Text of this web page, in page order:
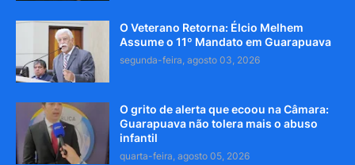
O Veterano Retorna: Élcio Melhem
Assume o 11º Mandato em Guarapuava
segunda-feira, agosto 03, 2026
O grito de alerta que ecoou na Câmara:
Guarapuava não tolera mais o abuso
infantil
quarta-feira, agosto 05, 2026